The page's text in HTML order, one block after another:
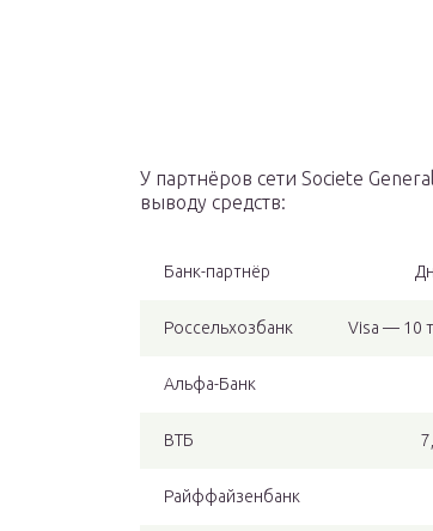
У партнёров сети Societe
выводу средств:
Банк-партнёр
Россельхозбанк Visa — 10
Альфа-Банк
ВТБ
Райффайзенбанк